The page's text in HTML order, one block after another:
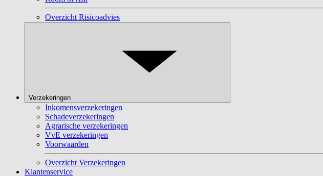
Overzicht Risicoadvies
Verzekeringen
Inkomensverzekeringen
Schadeverzekeringen
Agrarische verzekeringen
VvE verzekeringen
Voorwaarden
Overzicht Verzekeringen
Klantenservice